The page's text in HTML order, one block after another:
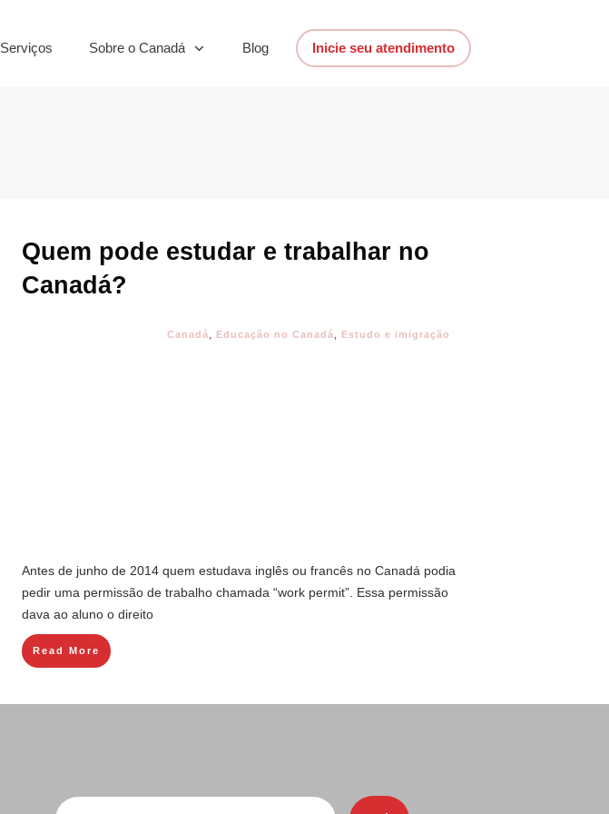
Serviços Sobre o Canadá Blog Inicie seu atendimento
Quem pode estudar e trabalhar no
Canadá?
Canadá Educação no Canadá Estudo e imigração
Antes de junho de 2014 quem estudava inglês ou francês no Canadá podia
pedir uma permissão de trabalho chamada “work permit”. Essa permissão
dava ao aluno o direito
Read More